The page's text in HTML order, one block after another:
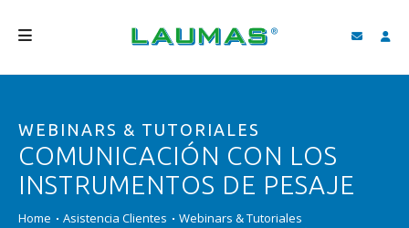
PRODUCTOS
SERVICIOS
WEBINARS & TUTORIALES
COMUNICACIÓN CON LOS
INSTRUMENTOS DE PESAJE
Home Asistencia Clientes
Webinars & Tutoriales